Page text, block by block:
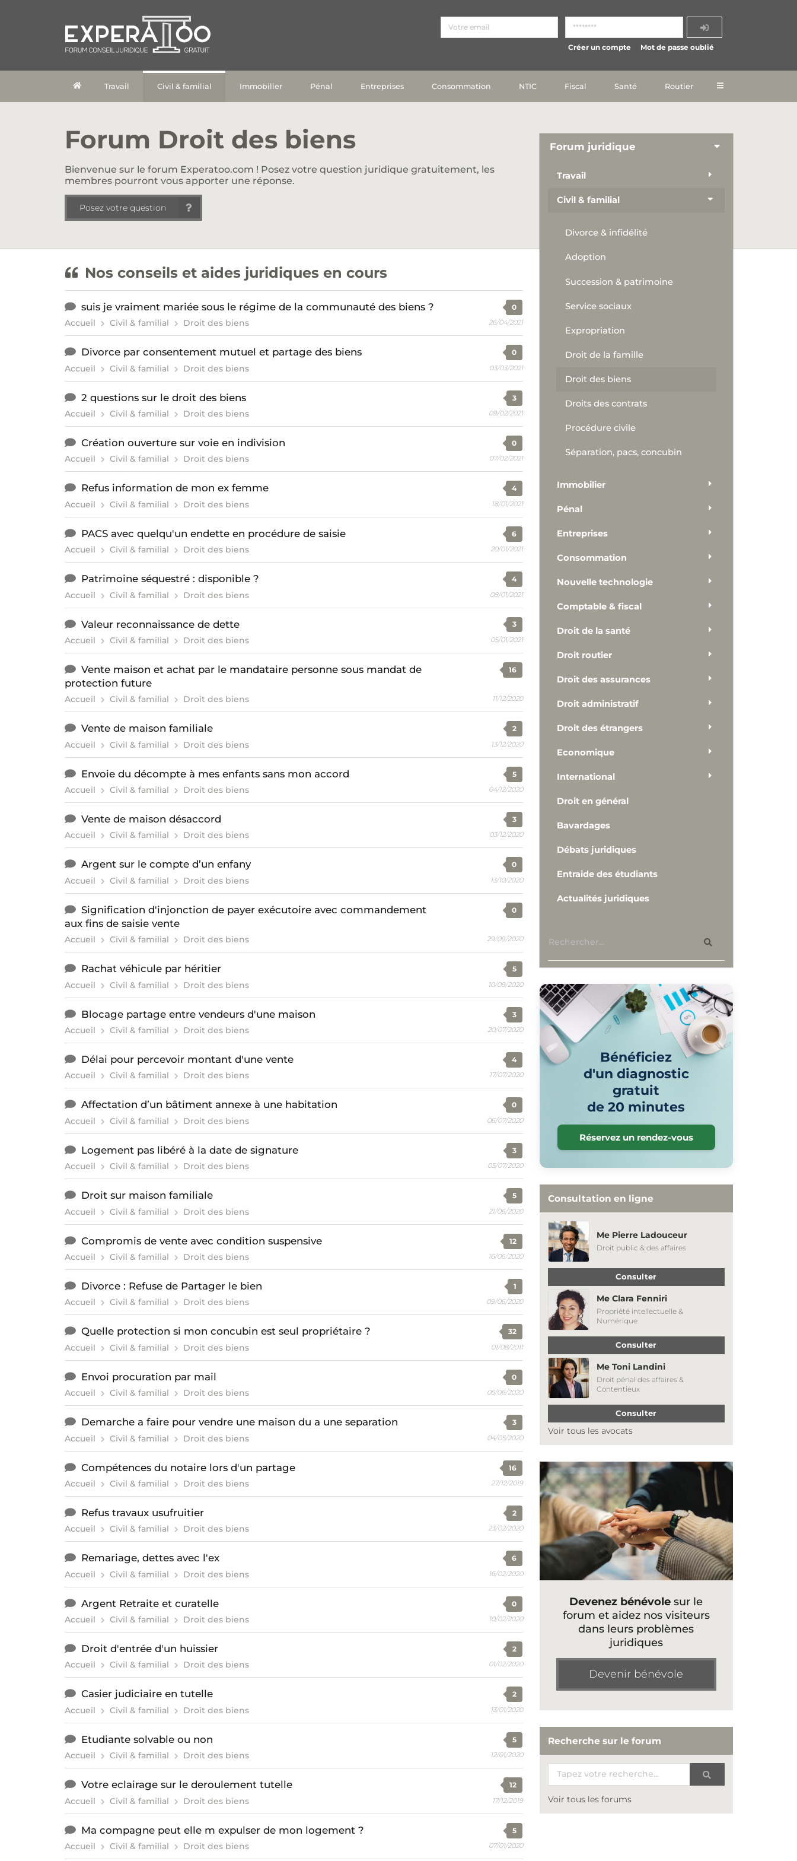
Créer un compte Mot de passe oublié
Travail Civil & familial Immobilier Pénal Entreprises Consommation NTIC Fiscal Santé Routier
Forum Droit des biens
Bienvenue sur le forum Experatoo.com ! Posez votre question juridique gratuitement, les
membres pourront vous apporter une réponse.
Posez votre question
Nos conseils et aides juridiques en cours
suis je vraiment mariée sous le régime de la communauté des biens ?
Accueil Civil & familial Droit des biens
0
26/04/2021
Divorce par consentement mutuel et partage des biens
Accueil Civil & familial Droit des biens
0
03/03/2021
2 questions sur le droit des biens
Accueil Civil & familial Droit des biens
3
09/02/2021
Création ouverture sur voie en indivision
Accueil Civil & familial Droit des biens
0
07/02/2021
Refus information de mon ex femme
Accueil Civil & familial Droit des biens
4
18/01/2021
PACS avec quelqu'un endette en procédure de saisie
Accueil Civil & familial Droit des biens
6
20/01/2021
Patrimoine séquestré : disponible ?
Accueil Civil & familial Droit des biens
4
08/01/2021
Valeur reconnaissance de dette
Accueil Civil & familial Droit des biens
3
05/01/2021
Vente maison et achat par le mandataire personne sous mandat de
protection future
Accueil Civil & familial Droit des biens
16
11/12/2020
Vente de maison familiale
Accueil Civil & familial Droit des biens
2
13/12/2020
Envoie du décompte à mes enfants sans mon accord
Accueil Civil & familial Droit des biens
5
04/12/2020
Vente de maison désaccord
Accueil Civil & familial Droit des biens
3
03/12/2020
Argent sur le compte d’un enfany
Accueil Civil & familial Droit des biens
0
13/10/2020
Signification d'injonction de payer exécutoire avec commandement
aux fins de saisie vente
Accueil Civil & familial Droit des biens
0
29/09/2020
Rachat véhicule par héritier
Accueil Civil & familial Droit des biens
5
10/09/2020
Blocage partage entre vendeurs d'une maison
Accueil Civil & familial Droit des biens
3
20/07/2020
Délai pour percevoir montant d'une vente
Accueil Civil & familial Droit des biens
4
17/07/2020
Affectation d’un bâtiment annexe à une habitation
Accueil Civil & familial Droit des biens
0
06/07/2020
Logement pas libéré à la date de signature
Accueil Civil & familial Droit des biens
3
05/07/2020
Droit sur maison familiale
Accueil Civil & familial Droit des biens
5
21/06/2020
Compromis de vente avec condition suspensive
Accueil Civil & familial Droit des biens
12
16/06/2020
Divorce : Refuse de Partager le bien
Accueil Civil & familial Droit des biens
1
09/06/2020
Quelle protection si mon concubin est seul propriétaire ?
Accueil Civil & familial Droit des biens
32
01/08/2011
Envoi procuration par mail
Accueil Civil & familial Droit des biens
0
05/06/2020
Demarche a faire pour vendre une maison du a une separation
Accueil Civil & familial Droit des biens
3
04/05/2020
Compétences du notaire lors d'un partage
Accueil Civil & familial Droit des biens
16
27/12/2019
Refus travaux usufruitier
Accueil Civil & familial Droit des biens
2
23/02/2020
Remariage, dettes avec l'ex
Accueil Civil & familial Droit des biens
6
16/02/2020
Argent Retraite et curatelle
Accueil Civil & familial Droit des biens
0
10/02/2020
Droit d'entrée d'un huissier
Accueil Civil & familial Droit des biens
2
01/02/2020
Casier judiciaire en tutelle
Accueil Civil & familial Droit des biens
2
13/01/2020
Etudiante solvable ou non
Accueil Civil & familial Droit des biens
5
12/01/2020
Votre eclairage sur le deroulement tutelle
Accueil Civil & familial Droit des biens
12
17/12/2019
Ma compagne peut elle m expulser de mon logement ?
Accueil Civil & familial Droit des biens
5
07/01/2020
Forum juridique
Travail
Civil & familial
Divorce & infidélité
Adoption
Succession & patrimoine
Service sociaux
Expropriation
Droit de la famille
Droit des biens
Droits des contrats
Procédure civile
Séparation, pacs, concubin
Immobilier
Pénal
Entreprises
Consommation
Nouvelle technologie
Comptable & fiscal
Droit de la santé
Droit routier
Droit des assurances
Droit administratif
Droit des étrangers
Economique
International
Droit en général
Bavardages
Débats juridiques
Entraide des étudiants
Actualités juridiques
Bénéficiez
d'un diagnostic
gratuit
de 20 minutes
Réservez un rendez-vous
Consultation en ligne
Me Pierre Ladouceur
Droit public & des affaires
Consulter
Me Clara Fenniri
Propriété intellectuelle &
Numérique
Consulter
Me Toni Landini
Droit pénal des affaires &
Contentieux
Consulter
Voir tous les avocats
Devenez bénévole sur le
forum et aidez nos visiteurs
dans leurs problèmes
juridiques
Devenir bénévole
Recherche sur le forum
Voir tous les forums